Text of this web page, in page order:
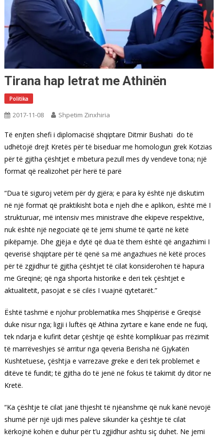
Tirana hap letrat me Athinën
Politika
2017-11-08 Shpetim Zinxhiria
Të enjten shefi i diplomacisë shqiptare Ditmir Bushati do të
udhëtojë drejt Kretës për të biseduar me homologun grek Kotzias
për të gjitha çështjet e mbetura pezull mes dy vendeve tona; një
format që realizohet për herë të parë
“Dua të siguroj vetëm për dy gjëra; e para ky është një diskutim
në një format që praktikisht bota e njeh dhe e aplikon, është më I
strukturuar, më intensiv mes ministrave dhe ekipeve respektive,
nuk është një negociatë që të jemi shumë të qartë në këtë
pikëpamje. Dhe gjëja e dytë që dua të them është që angazhimi I
qeverisë shqiptare për të qenë sa më angazhues në këtë proces
për të zgjidhur të gjitha çështjet të cilat konsiderohen të hapura
me Greqinë; që nga shporta historike e deri tek çështjet e
aktualitetit, pasojat e së cilës I vuajnë qytetarët.”
Është tashmë e njohur problematika mes Shqipërisë e Greqisë
duke nisur nga; ligji i luftës që Athina zyrtare e kane ende ne fuqi,
tek ndarja e kufirit detar çështje që është komplikuar pas rrëzimit
të marrëveshjes së arritur nga qeveria Berisha në Gjykatën
Kushtetuese, çështja e varrezave greke e deri tek problemet e
ditëve të fundit; të gjitha do të jenë në fokus të takimit dy ditor ne
Kretë.
“Ka çështje të cilat janë thjesht të njëanshme që nuk kanë nevojë
shumë për një ujdi mes palëve sikundër ka çështje të cilat
kërkojnë kohën e duhur për t’u zgjidhur ashtu siç duhet. Ne jemi